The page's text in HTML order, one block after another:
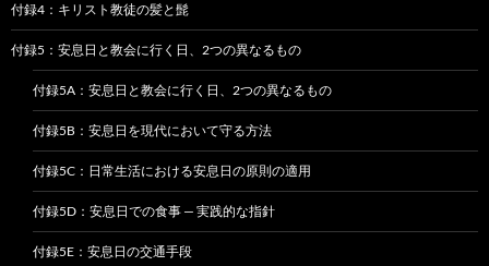
付録4：キリスト教徒の髪と髭
付録5：安息日と教会に行く日、2つの異なるもの
付録5A：安息日と教会に行く日、2つの異なるもの
付録5B：安息日を現代において守る方法
付録5C：日常生活における安息日の原則の適用
付録5D：安息日での食事 — 実践的な指針
付録5E：安息日の交通手段